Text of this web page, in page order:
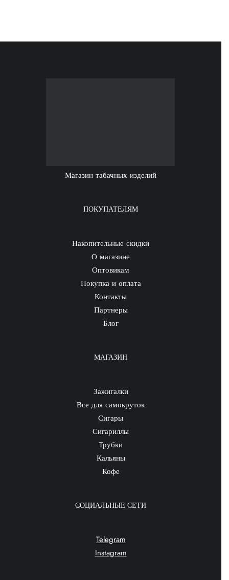
Магазин табачных изделий
ПОКУПАТЕЛЯМ
Накопительные скидки
О магазине
Оптовикам
Покупка и оплата
Контакты
Партнеры
Блог
МАГАЗИН
Зажигалки
Все для самокруток
Сигары
Сигариллы
Трубки
Кальяны
Кофе
СОЦИАЛЬНЫЕ СЕТИ
Telegram
Instagram